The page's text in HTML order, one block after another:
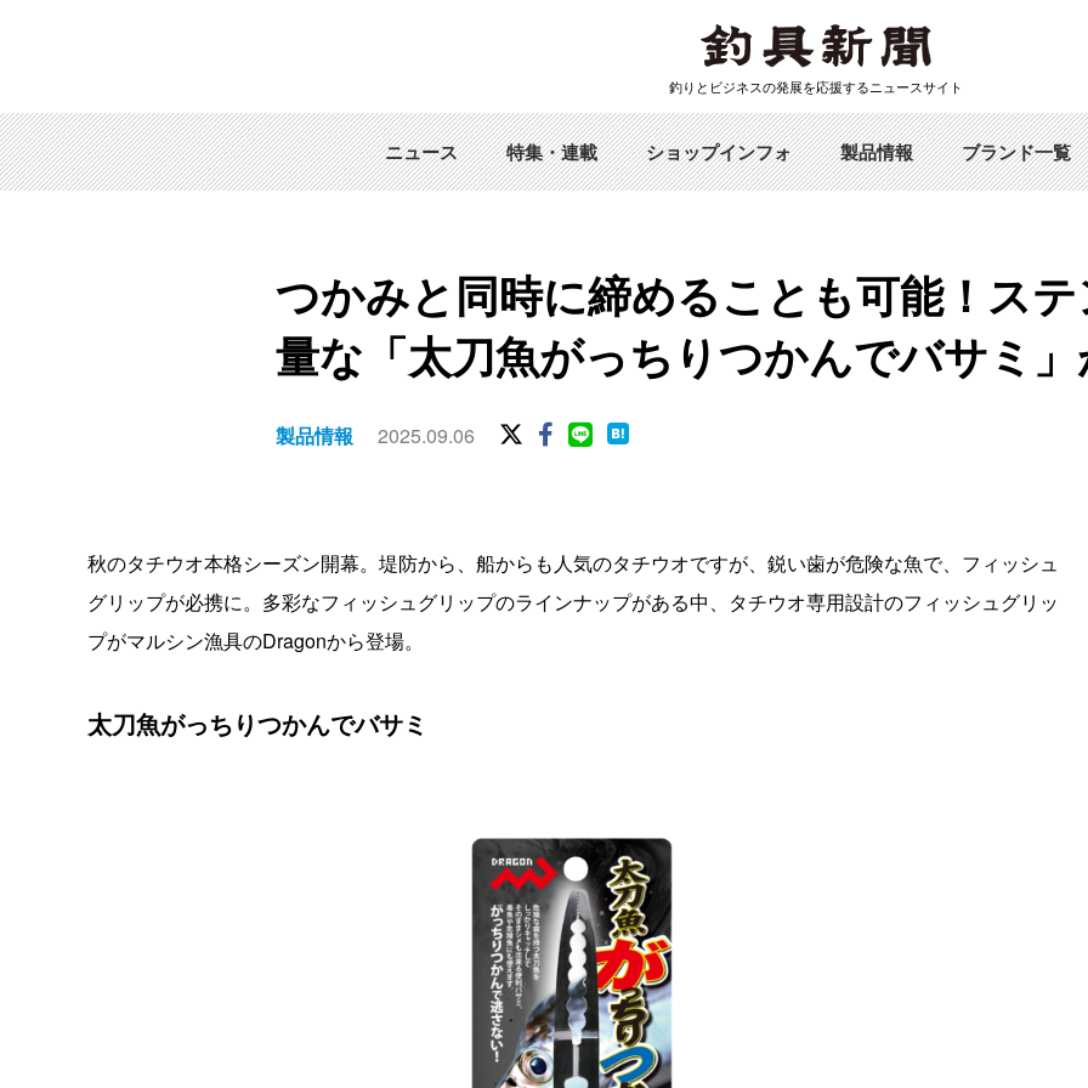
釣りとビジネスの発展を応援するニュースサイト
ニュース 特集・連載 ショップインフォ 製品情報 ブランド一覧
つかみと同時に締めることも可能！ス
量な「太刀魚がっちりつかんでバサミ
製品情報 2025.09.06
秋のタチウオ本格シーズン開幕。堤防から、船からも人気のタチウオですが、鋭い歯が危険な魚で、フィッシュ
グリップが必携に。多彩なフィッシュグリップのラインナップがある中、タチウオ専用設計のフィッシュグリッ
プがマルシン漁具のDragonから登場。
太刀魚がっちりつかんでバサミ